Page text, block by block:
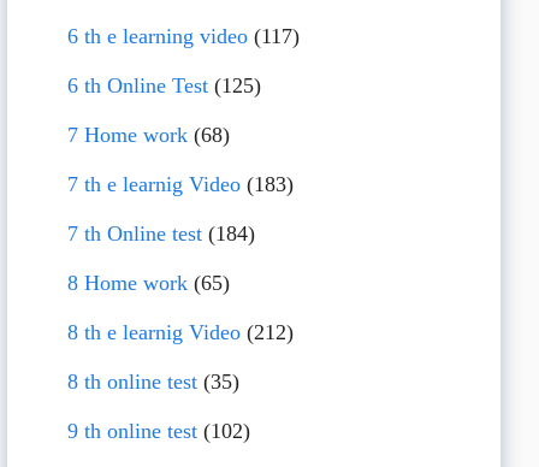
6 th e learning video (117)
6 th Online Test (125)
7 Home work (68)
7 th e learnig Video (183)
7 th Online test (184)
8 Home work (65)
8 th e learnig Video (212)
8 th online test (35)
9 th online test (102)